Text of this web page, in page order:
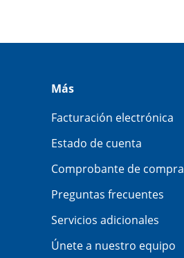
Más
Facturación electrónica
Estado de cuenta
Comprobante de compra
Preguntas frecuentes
Servicios adicionales
Únete a nuestro equipo